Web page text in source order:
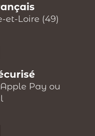
et-Loire (49)
Pay ou